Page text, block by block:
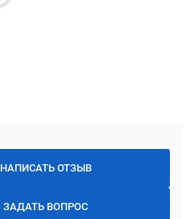
НАПИСАТЬ ОТЗЫВ
ЗАДАТЬ ВОПРОС